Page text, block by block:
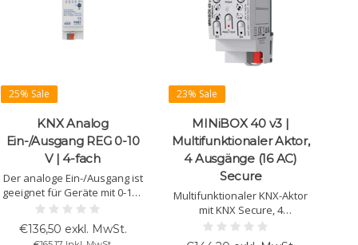
25% Sale
KNX Analog
Ein-/Ausgang REG 0-10
V | 4-fach
Der analoge Ein-/Ausgang ist
geeignet für Geräte mit 0-10V
Eingängen und zur Erfassung
von 0-20mA/0-10V
Messdaten. Jeder Kanal ist
€136,50 exkl. MwSt.
23% Sale
MINiBOX 40 v3 |
Multifunktionaler Aktor,
4 Ausgänge (16 AC)
Secure
Multifunktionaler KNX-Aktor
mit KNX Secure, 4
konfigurierbare Ausgänge
(16 A C-Load), geeignet für